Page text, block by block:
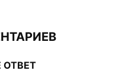
ОТВЕТ